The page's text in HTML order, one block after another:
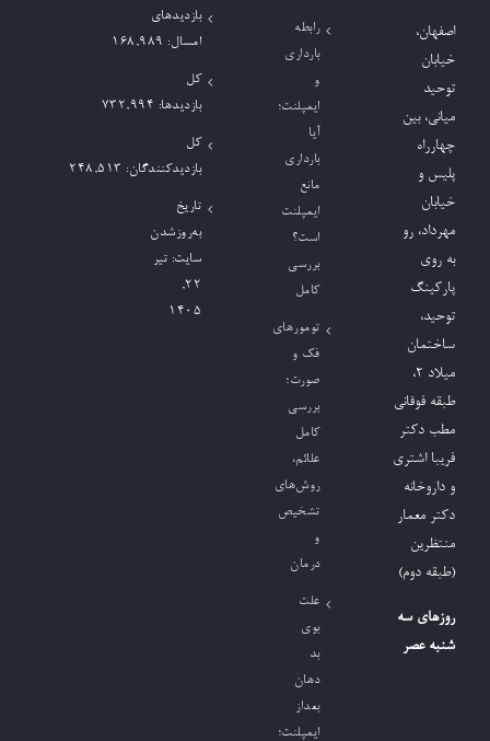
اصفهان،
خیابان
توحید
میانی، بین
چهارراه
پلیس و
خیابان
مهرداد، رو
به روی
پارکینگ
توحید،
ساختمان
میلاد ٢،
طبقه فوقانی
مطب دکتر
فریبا اشتری
و داروخانه
دکتر معمار
منتظرین
(طبقه دوم)
روزهای سه
شنبه عصر
رابطه
بارداری
و
ایمپلنت؛
آیا
بارداری
مانع
ایمپلنت
است؟
بررسی
کامل
تومورهای
فک و
صورت؛
بررسی
کامل
علائم،
روش‌های
تشخیص
و
درمان
علت
بوی
بد
دهان
بعداز
ایمپلنت؛
بازدیدهای
امسال: 168,989
کل
بازدیدها: 732,994
کل
بازدیدکنند‌گان: 248,513
تاریخ
به‌روزشدن
سایت: تیر
۲۲,
۱۴۰۵